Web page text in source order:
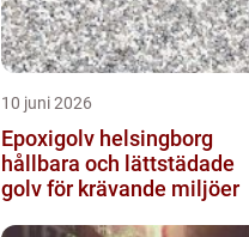
10 juni 2026
Epoxigolv helsingborg
hållbara och lättstädade
golv för krävande miljöer